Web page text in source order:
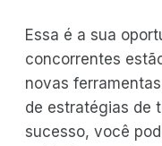
Essa é a sua
concorrentes
novas
de estratégias de
sucesso, você